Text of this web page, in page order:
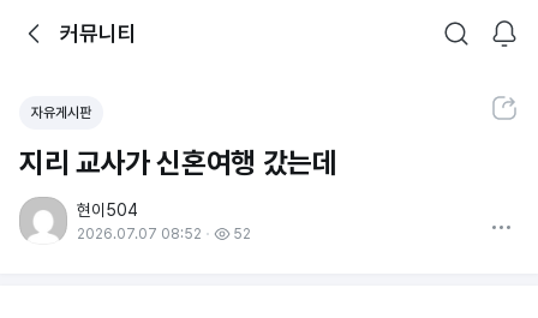
뒤로가기커뮤니티
커뮤니티
검색
알림
공유하기
자유게시판
지리 교사가 신혼여행 갔는데
현이504
2026.07.07 08:52 52